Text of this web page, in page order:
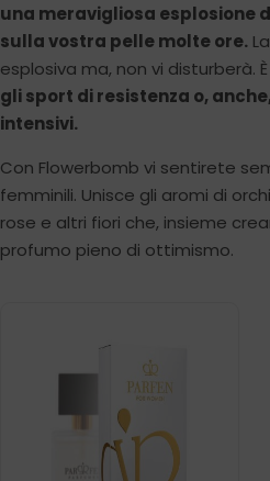
una meravigliosa esplosione
sulla vostra pelle molte ore.
esplosiva ma, non vi disturberà.
gli sport di resistenza o,
intensivi.
Con Flowerbomb vi sentirete
femminili. Unisce gli aromi di
rose e altri fiori che, insieme
profumo pieno di ottimismo.